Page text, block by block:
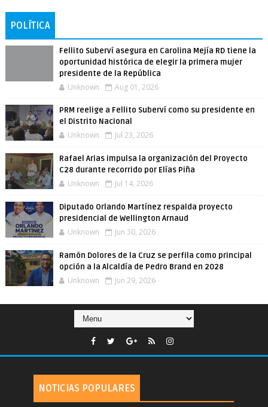
POLÍTICA
Fellito Suberví asegura en Carolina Mejía RD tiene la
oportunidad histórica de elegir la primera mujer
presidente de la República
Unknown Aug 01, 2026
PRM reelige a Fellito Suberví como su presidente en
el Distrito Nacional
Unknown Jul 23, 2026
Rafael Arias impulsa la organización del Proyecto
C28 durante recorrido por Elías Piña
Unknown Jul 14, 2026
Diputado Orlando Martínez respalda proyecto
presidencial de Wellington Arnaud
Unknown Jun 30, 2026
Ramón Dolores de la Cruz se perfila como principal
opción a la Alcaldía de Pedro Brand en 2028
Unknown Jun 29, 2026
NOTICIAS POPULARES